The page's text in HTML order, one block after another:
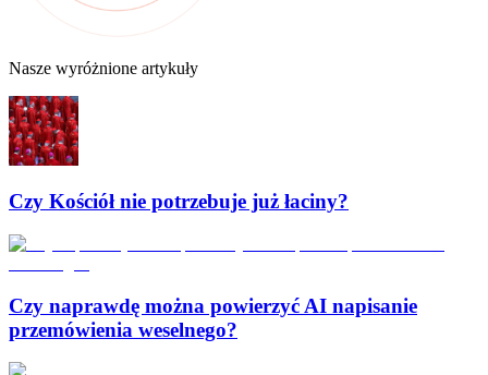
Nasze wyróżnione artykuły
Czy Kościół nie potrzebuje już łaciny?
Czy naprawdę można powierzyć AI napisanie
przemówienia weselnego?